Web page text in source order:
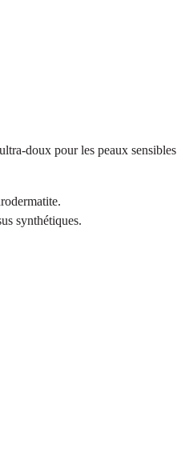
doux pour les peaux sensibles
synthétiques.